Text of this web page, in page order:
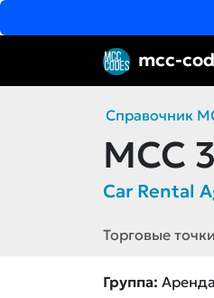
mcc-
Справочник
MCC
Car Rental
Торговые
Группа: